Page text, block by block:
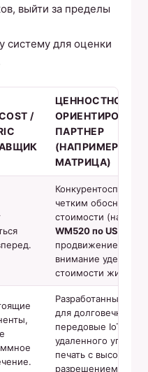
выйти за пределы
систему для оценки
/
ЦЕННОСТНО-
ПАРТНЕР
МАТРИЦА)
четким
стоимости
WM520 по US$5550
внимание уделяется
стоимости жизни.
Разработанный на
для долговечности,
передовые IoT для
удаленного
печать с высоким
разрешением.